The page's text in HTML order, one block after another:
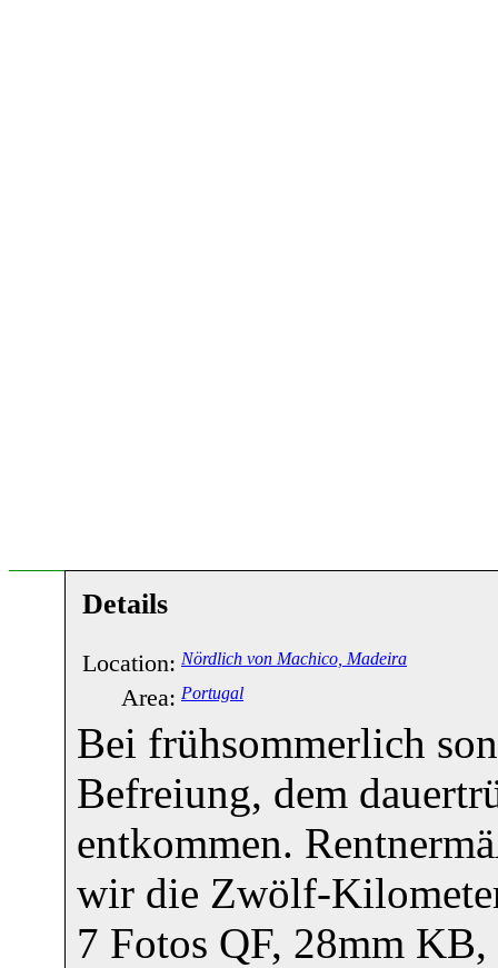
Details
Location: Nördlich von Machico, Madeira
Area: Portugal
Bei frühsommerlich
Befreiung, dem
entkommen.
wir die Zwölf-
7 Fotos QF, 28mm